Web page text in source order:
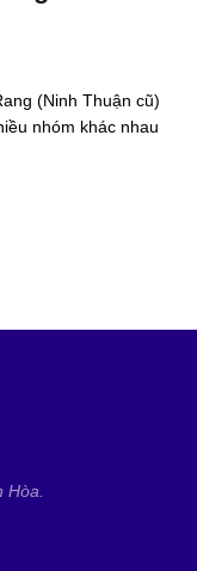
(Ninh Thuận cũ)
nhóm khác nhau